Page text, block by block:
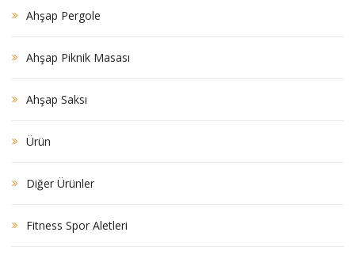
Ahşap Pergole
Ahşap Piknik Masası
Ahşap Saksı
Ürün
Diğer Ürünler
Fitness Spor Aletleri